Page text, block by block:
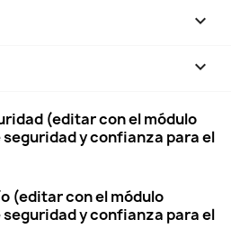

keyboard_arrow_down
(editar con el módulo
y confianza para el
(editar con el módulo
y confianza para el